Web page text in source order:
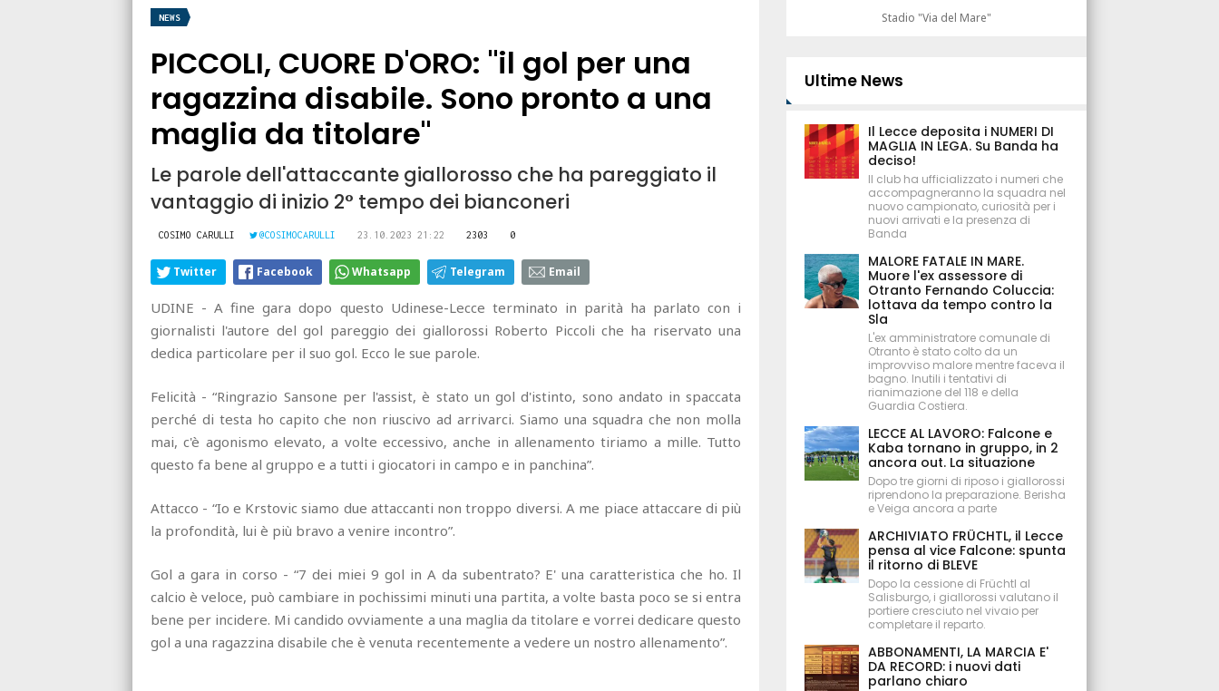
NEWS
PICCOLI, CUORE D'ORO: "il gol per una
ragazzina disabile. Sono pronto a una
maglia da titolare"
Le parole dell'attaccante giallorosso che ha pareggiato il
vantaggio di inizio 2° tempo dei bianconeri
COSIMO CARULLI @COSIMOCARULLI 23.10.2023 21:22 2303 0
Twitter Facebook Whatsapp Telegram Email
UDINE - A fine gara dopo questo Udinese-Lecce terminato in parità ha parlato con i
giornalisti l'autore del gol pareggio dei giallorossi Roberto Piccoli che ha riservato una
dedica particolare per il suo gol. Ecco le sue parole.
Felicità - “Ringrazio Sansone per l'assist, è stato un gol d'istinto, sono andato in spaccata
perché di testa ho capito che non riuscivo ad arrivarci. Siamo una squadra che non molla
mai, c'è agonismo elevato, a volte eccessivo, anche in allenamento tiriamo a mille. Tutto
questo fa bene al gruppo e a tutti i giocatori in campo e in panchina”.
Attacco - “Io e Krstovic siamo due attaccanti non troppo diversi. A me piace attaccare di più
la profondità, lui è più bravo a venire incontro”.
Gol a gara in corso - “7 dei miei 9 gol in A da subentrato? E' una caratteristica che ho. Il
calcio è veloce, può cambiare in pochissimi minuti una partita, a volte basta poco se si entra
bene per incidere. Mi candido ovviamente a una maglia da titolare e vorrei dedicare questo
gol a una ragazzina disabile che è venuta recentemente a vedere un nostro allenamento”.
Stadio "Via del Mare"
Ultime News
Il Lecce deposita i NUMERI DI
MAGLIA IN LEGA. Su Banda ha
deciso!
Il club ha ufficializzato i numeri che
accompagneranno la squadra nel
nuovo campionato, curiosità per i
nuovi arrivati e la presenza di
Banda
MALORE FATALE IN MARE.
Muore l'ex assessore di
Otranto Fernando Coluccia:
lottava da tempo contro la
Sla
L'ex amministratore comunale di
Otranto è stato colto da un
improvviso malore mentre faceva il
bagno. Inutili i tentativi di
rianimazione del 118 e della
Guardia Costiera.
LECCE AL LAVORO: Falcone e
Kaba tornano in gruppo, in 2
ancora out. La situazione
Dopo tre giorni di riposo i giallorossi
riprendono la preparazione. Berisha
e Veiga ancora a parte
ARCHIVIATO FRÜCHTL, il Lecce
pensa al vice Falcone: spunta
il ritorno di BLEVE
Dopo la cessione di Früchtl al
Salisburgo, i giallorossi valutano il
portiere cresciuto nel vivaio per
completare il reparto.
ABBONAMENTI, LA MARCIA E'
DA RECORD: i nuovi dati
parlano chiaro